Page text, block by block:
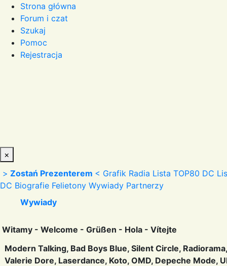
Strona główna
Forum i czat
Szukaj
Pomoc
Rejestracja
×
> Zostań Prezenterem < Grafik Radia Lista TOP80 DC
DC Biografie Felietony Wywiady Partnerzy
Wywiady
Witamy - Welcome - Grüßen - Hola - Vítejte
Modern Talking, Bad Boys Blue, Silent Circle,
Valerie Dore, Laserdance, Koto, OMD, Depeche Mode,